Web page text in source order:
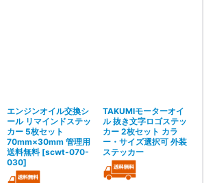
エンジンオイル交換シ
ール リマインドステッ
カー 5枚セット
70mm×30mm 管理用
送料無料 [scwt-070-
030]
TAKUMIモーターオイ
ル 抜き文字ロゴステッ
カー 2枚セット カラ
ー・サイズ選択可 外装
ステッカー